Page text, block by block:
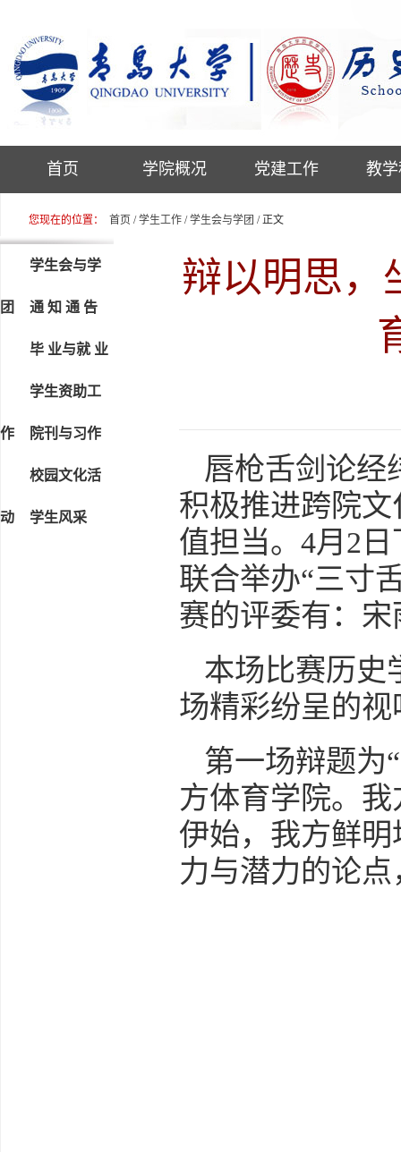
首页 学院概况 党建工作 教
您现在的位置： 首页 /学生工作 /学生会与学团 / 正文
学生会与学
团 通 知 通 告
毕 业与就 业
学生资助工
作 院刊与习作
校园文化活
动 学生风采
辩以明思，
唇枪舌剑论经
积极推进跨院
值担当。4月2
联合举办“三寸
赛的评委有：
本场比赛历史
场精彩纷呈的
第一场辩题为
方体育学院。
伊始，我方鲜
力与潜力的论